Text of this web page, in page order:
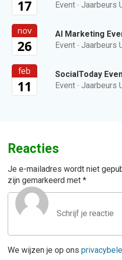
17
Event · Jaarbeurs
nov
26
AI Marketing
Event · Jaarbeurs
feb
11
SocialToday
Event · Jaarbeurs
Reacties
Je e-mailadres wordt niet
zijn gemarkeerd met *
We wijzen je op ons